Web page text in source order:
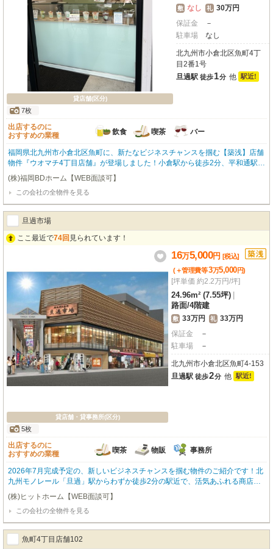
貸店舗(区分)
7枚
敷 なし 礼 30万円
保証金
－
駐車場
なし
北九州市小倉北区魚町4丁
目2番1号
旦過駅 徒歩1分 他 駅近!
出店するのに
おすすめの業種
飲食 喫茶 バー
福岡県北九州市小倉北区魚町に、新たなビジネスチャンスを掴む【築浅】店舗
物件『ウオマチ4丁目店舗』が登場しました！小倉駅から徒歩2分、平和通駅・
旦過駅からはなんと徒歩1分の【駅近】ロケーションが魅力です。複数路線が
利用でき、お客様にとってもスタッフの方にとってもアクセスは抜群ですよ。
旦過市場の入口、小文字通りに面したこの路面店は、昼夜問わず多くの人通り
で賑わうエリア。コンビニや100円ショップ、飲食店も近く、集客に期待が持
てます。約33.06㎡の広々とした空間は、スケルトン仕様なので、お客様のイ
メージ通りの店舗を自由にデザインしていただけます。飲食全般からバー・カ
フェまで幅広い業種におすすめです。敷金0円で初期費用を抑えられるのも嬉
(株)福岡BDホーム【WEB面談可】
この会社の全物件を見る
旦過市場
ここ最近で74回 見られています！
貸店舗・貸事務所(区分)
5枚
16万5,000円 [税込]
(＋管理費等3万5,000円)
[坪単価 約2.2万円/坪]
24.96m² (7.55坪)
路面/4階建
敷 33万円 礼 33万円
保証金
－
駐車場
－
北九州市小倉北区魚町4-153
旦過駅 徒歩2分 他 駅近!
出店するのに
おすすめの業種
喫茶 物販 事務所
2026年7月完成予定の、新しいビジネスチャンスを掴む物件のご紹介です！北
九州モノレール「旦過」駅からわずか徒歩2分の駅近で、活気あふれる商店街
に面した抜群のロケーションが魅力です。約23.13㎡の広さで、1階路面店とい
う視認性の高さも嬉しいポイント。内装はスケルトンなので、お客様の思い描
く理想の店舗空間を自由にデザインしていただけます。喫茶・カフェ、小売・
物販、事務所など、幅広い業種におすすめです。周辺にはコンビニやスーパ
ー、飲食店が充実しており、集客にも期待が持てます。エレベーターやガス・
給排水設備も完備。新しい一歩を踏み出すあなたの夢を応援する、この特別な
(株)ヒットホーム【WEB面談可】
この会社の全物件を見る
魚町4丁目店舗102